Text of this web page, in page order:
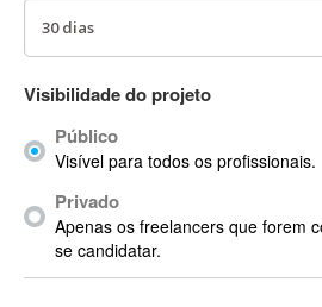
AccountMate
Acrobat
Acrobat X
Acronis
ACT
Visibilidade do projeto
Público
Visível para todos os profissionais.
Privado
Apenas os freelancers que forem
se candidatar.